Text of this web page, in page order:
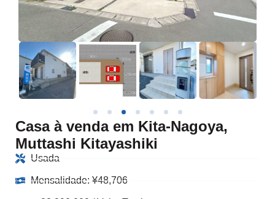
Casa à venda em Kita-Nagoya,
Muttashi Kitayashiki
Usada
Mensalidade: ¥48,706